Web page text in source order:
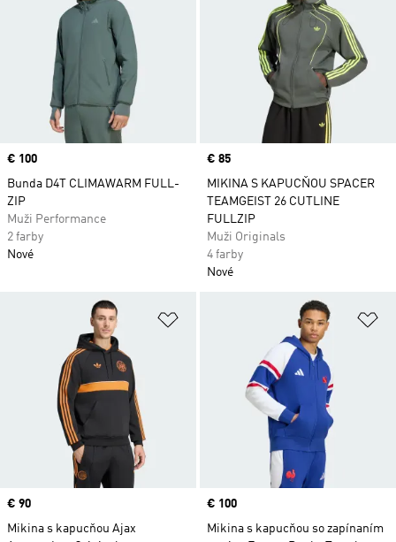
Price
€ 100
Bunda D4T CLIMAWARM FULL-
ZIP
Muži Performance
2 farby
Nové
Price
€ 85
MIKINA S KAPUCŇOU SPACER
TEAMGEIST 26 CUTLINE
FULLZIP
Muži Originals
4 farby
Nové
Pridať do zoznamu želaných
Price
€ 90
Mikina s kapucňou Ajax
Price
€ 100
Mikina s kapucňou so zapínaním